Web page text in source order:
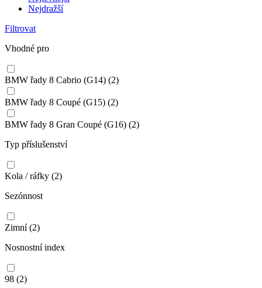
Nejdražší
Filtrovat
Vhodné pro
BMW řady 8 Cabrio (G14) (2)
BMW řady 8 Coupé (G15) (2)
BMW řady 8 Gran Coupé (G16) (2)
Typ příslušenství
Kola / ráfky (2)
Sezónnost
Zimní(2)
Nosnostní index
98 (2)